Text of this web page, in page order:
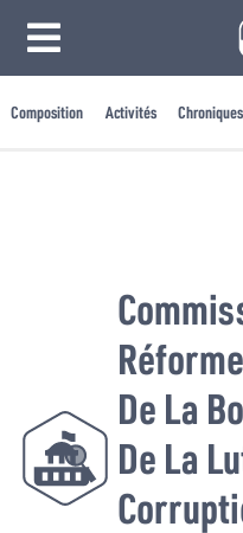
Composition Activités Chroniques
De La
De La